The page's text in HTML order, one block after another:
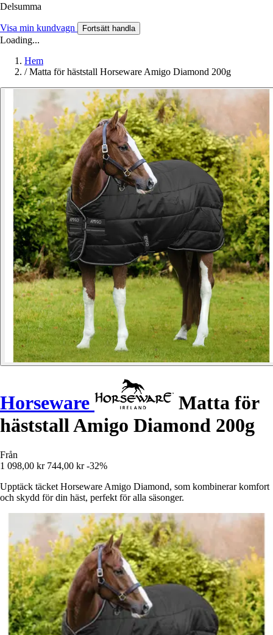
Delsumma
Visa min kundvagn Fortsätt handla
Loading...
Hem
/ Matta för häststall Horseware Amigo Diamond 200g
Horseware
Matta för
häststall Amigo Diamond 200g
Från
1 098,00 kr 744,00 kr -32%
Upptäck täcket Horseware Amigo Diamond, som kombinerar komfort
och skydd för din häst, perfekt för alla säsonger.